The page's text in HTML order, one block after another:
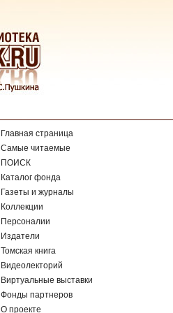
Главная страница
Самые читаемые
ПОИСК
Каталог фонда
Газеты и журналы
Коллекции
Персоналии
Издатели
Томская книга
Видеолекторий
Виртуальные выставки
Фонды партнеров
О проекте